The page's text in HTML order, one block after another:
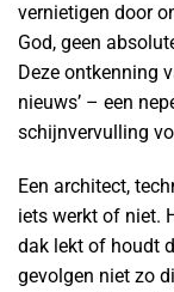
vernietigen door
God, geen
Deze ontkenning
nieuws’ – een
schijnvervulling
Een architect,
iets werkt of niet.
dak lekt of houdt
gevolgen niet zo